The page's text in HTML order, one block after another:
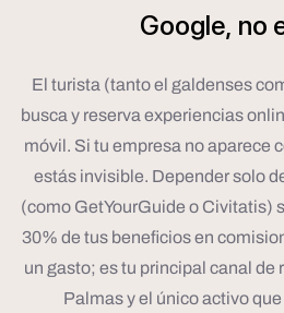
Google, no
El turista (tanto el galdenses
busca y reserva experiencias
móvil. Si tu empresa no aparece
estás invisible. Depender solo
(como GetYourGuide o Civitatis)
30% de tus beneficios en
un gasto; es tu principal canal de
Palmas y el único activo